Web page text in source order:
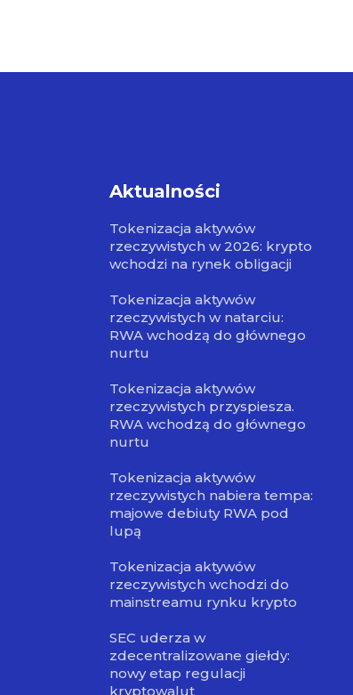
Aktualności
Tokenizacja aktywów
rzeczywistych w 2026: krypto
wchodzi na rynek obligacji
Tokenizacja aktywów
rzeczywistych w natarciu:
RWA wchodzą do głównego
nurtu
Tokenizacja aktywów
rzeczywistych przyspiesza.
RWA wchodzą do głównego
nurtu
Tokenizacja aktywów
rzeczywistych nabiera tempa:
majowe debiuty RWA pod
lupą
Tokenizacja aktywów
rzeczywistych wchodzi do
mainstreamu rynku krypto
SEC uderza w
zdecentralizowane giełdy:
nowy etap regulacji
kryptowalut